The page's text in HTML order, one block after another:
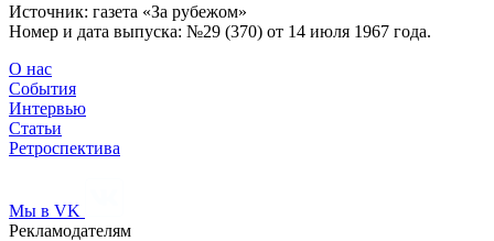
Источник: газета «За рубежом»
Номер и дата выпуска: №29 (370) от 14 июля 1967 года.
О нас
События
Интервью
Статьи
Ретроспектива
Мы в VK
Рекламодателям